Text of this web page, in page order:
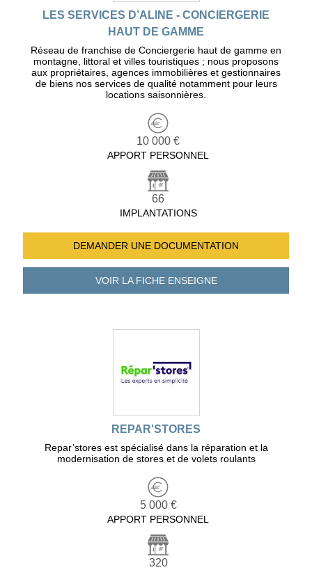
LES SERVICES D’ALINE - CONCIERGERIE
HAUT DE GAMME
Réseau de franchise de Conciergerie haut de gamme en
montagne, littoral et villes touristiques ; nous proposons
aux propriétaires, agences immobilières et gestionnaires
de biens nos services de qualité notamment pour leurs
locations saisonnières.
10 000 €
APPORT PERSONNEL
66
IMPLANTATIONS
DEMANDER UNE DOCUMENTATION
VOIR LA FICHEENSEIGNE
REPAR'STORES
Repar’stores est spécialisé dans la réparation et la
modernisation de stores et de volets roulants
5 000 €
APPORT PERSONNEL
320